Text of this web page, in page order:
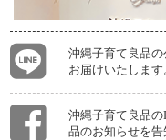
沖縄子育て良品
お届けいたします
沖縄子育て良品
品のお知らせを告